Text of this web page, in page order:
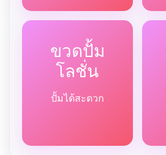
ขวดปั้ม
โลชั่น
ปั้มได้สะดวก